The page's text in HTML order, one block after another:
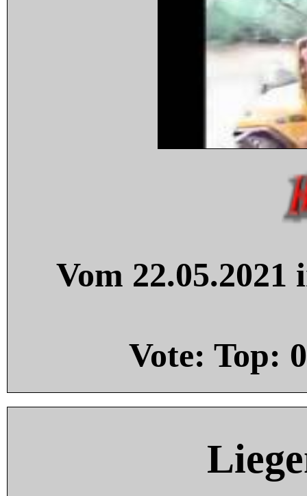
Vom
Vote: Top: 0